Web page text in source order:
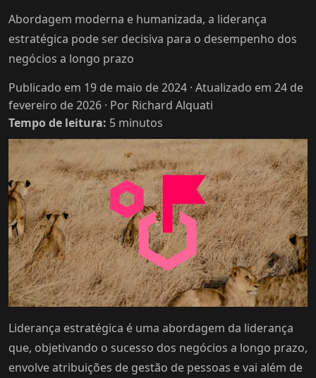
Abordagem moderna e humanizada, a liderança
estratégica pode ser decisiva para o desempenho dos
negócios a longo prazo
Publicado em 19 de maio de 2024 · Atualizado em 24 de
fevereiro de 2026 · Por Richard Alquati
Tempo de leitura: 5 minutos
Liderança estratégica é uma abordagem da liderança
que, objetivando o sucesso dos negócios a longo prazo,
envolve atribuições de gestão de pessoas e vai além de